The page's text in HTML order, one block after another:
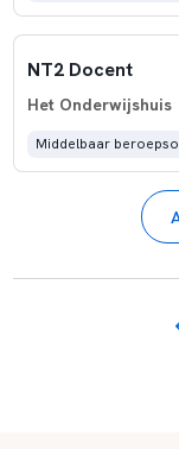
NT2 Docent
Het Onderwijshuis
Middelbaar